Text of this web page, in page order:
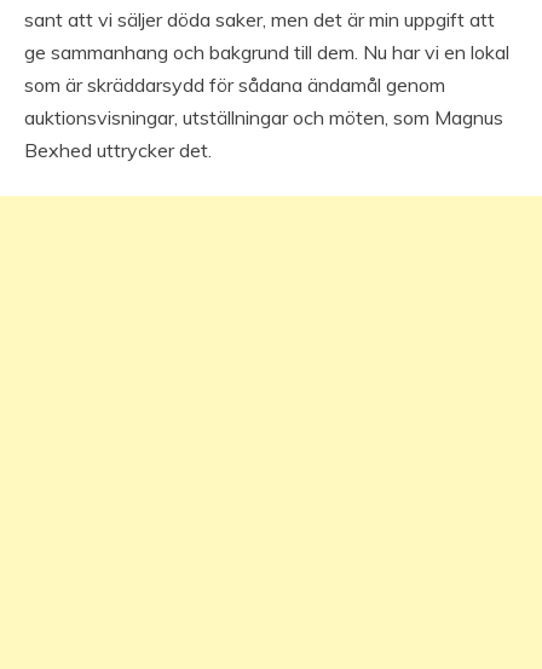
sant att vi säljer döda saker, men det är min uppgift att
ge sammanhang och bakgrund till dem. Nu har vi en lokal
som är skräddarsydd för sådana ändamål genom
auktionsvisningar, utställningar och möten, som Magnus
Bexhed uttrycker det.